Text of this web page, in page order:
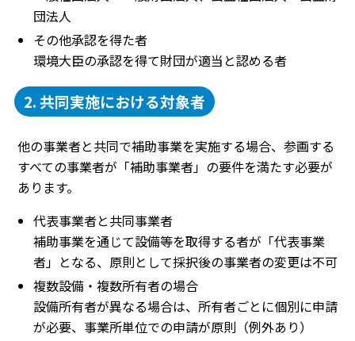
団法人
その他承認を得た者
環境大臣の承認を得て財団が適当と認める者
2. 共同実施における対象者
他の事業者と共同で補助事業を実施する場合、参画する
すべての事業者が「補助事業者」の要件を満たす必要が
あります。
代表事業者と共同事業者
補助事業を通じて設備等を取得する者が「代表事業
者」となる、原則として採択後の事業者の変更は不可
複数設備・複数所有者の場合
設備所有者が異なる場合は、所有者ごとに個別に申請
が必要、事業所単位での申請が原則（例外あり）